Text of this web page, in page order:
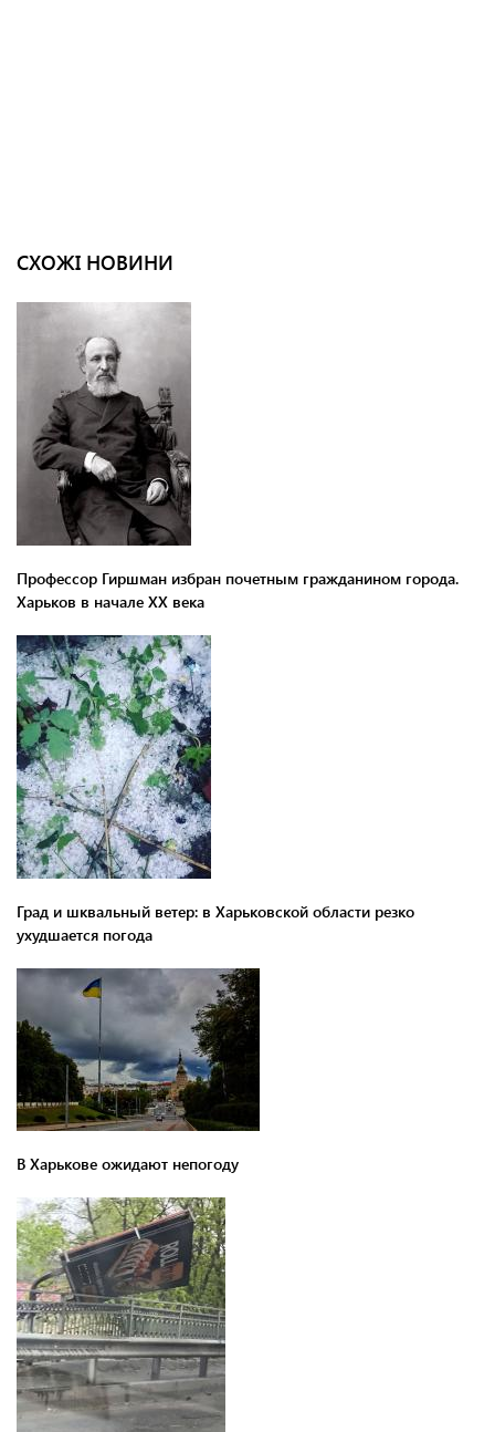
СХОЖІ НОВИНИ
Профессор Гиршман избран почетным гражданином города.
Харьков в начале XX века
Град и шквальный ветер: в Харьковской области резко
ухудшается погода
В Харькове ожидают непогоду